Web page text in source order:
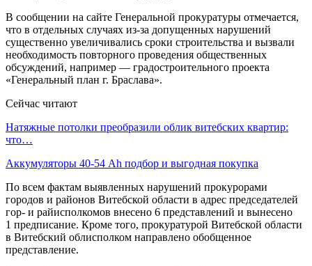
В сообщении на сайте Генеральной прокуратуры отмечается,
что в отдельных случаях из-за допущенных нарушений
существенно увеличивались сроки строительства и вызвали
необходимость повторного проведения общественных
обсуждений, например — градостроительного проекта
«Генеральный план г. Браслава».
Сейчас читают
Натяжные потолки преобразили облик витебских квартир:
что…
Аккумуляторы 40-54 Ah подбор и выгодная покупка
По всем фактам выявленных нарушений прокурорами
городов и районов Витебской области в адрес председателей
гор- и райисполкомов внесено 6 представлений и вынесено
1 предписание. Кроме того, прокуратурой Витебской области
в Витебский облисполком направлено обобщенное
представление.